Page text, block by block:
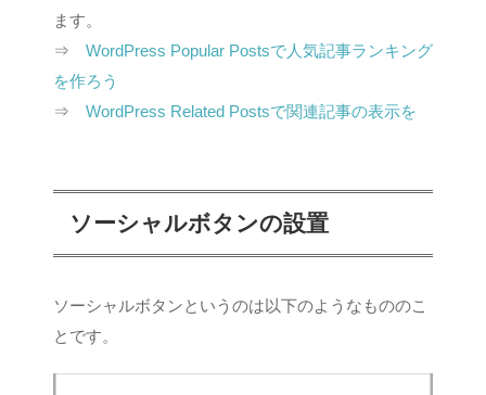
ます。
⇒ WordPress Popular Postsで人気記事ランキング
を作ろう
⇒ WordPress Related Postsで関連記事の表示を
ソーシャルボタンの設置
ソーシャルボタンというのは以下のようなもののこ
とです。